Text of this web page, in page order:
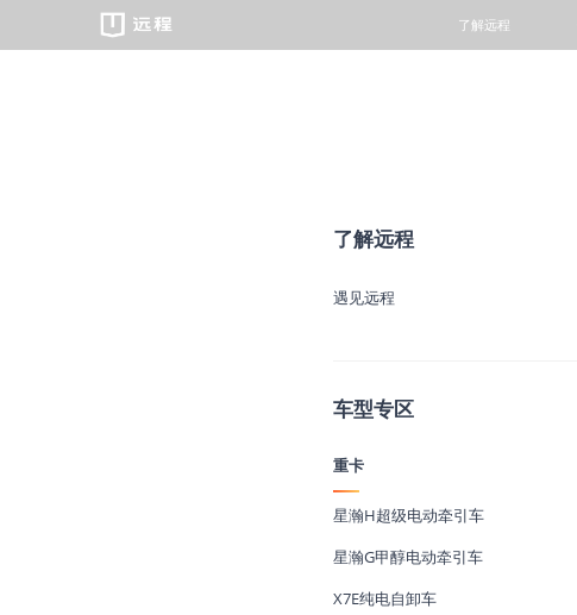
了解远程
了解远程
遇见远程
车型专区
重卡
星瀚H超级电动牵引车
星瀚G甲醇电动牵引车
X7E纯电自卸车